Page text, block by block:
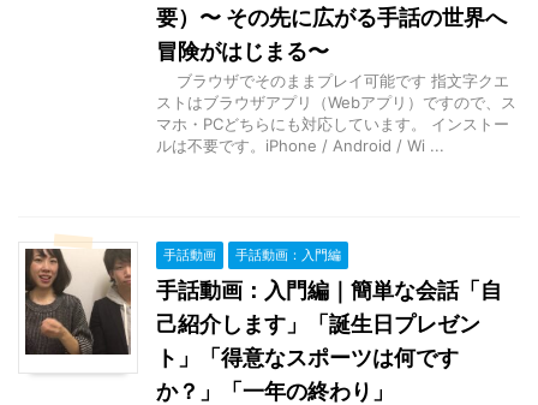
要）〜 その先に広がる手話の世界へ
冒険がはじまる〜
ブラウザでそのままプレイ可能です 指文字クエ
ストはブラウザアプリ（Webアプリ）ですので、ス
マホ・PCどちらにも対応しています。 インストー
ルは不要です。iPhone / Android / Wi ...
手話動画 手話動画：入門編
手話動画：入門編｜簡単な会話「自
己紹介します」「誕生日プレゼン
ト」「得意なスポーツは何です
か？」「一年の終わり」